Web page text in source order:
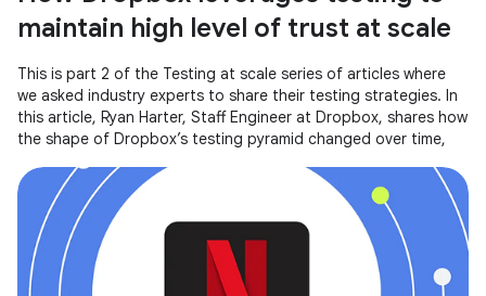
maintain high level of trust at scale
This is part 2 of the Testing at scale series of articles where
we asked industry experts to share their testing strategies. In
this article, Ryan Harter, Staff Engineer at Dropbox, shares how
the shape of Dropbox’s testing pyramid changed over time,